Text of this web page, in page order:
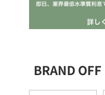
BRAND